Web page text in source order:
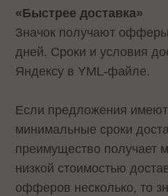
«Быстрее доставка»
Значок получают
дней. Сроки и условия
Яндексу в YML-файле.
Если предложения
минимальные сроки
преимущество получает
низкой стоимостью
офферов несколько, то